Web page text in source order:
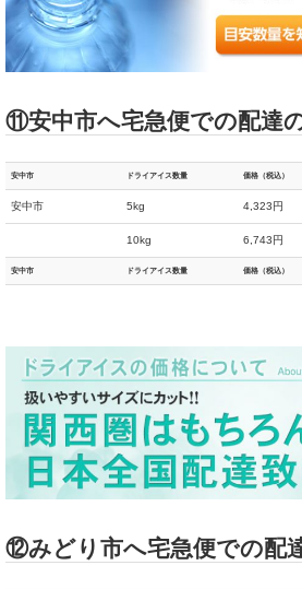
⑪安中市へ宅急便での配達
安中市 ドライアイス数量 価格（税込）
安中市 5kg 4,323円
10kg 6,743円
安中市 ドライアイス数量 価格（税込）
⑫みどり市へ宅急便での配